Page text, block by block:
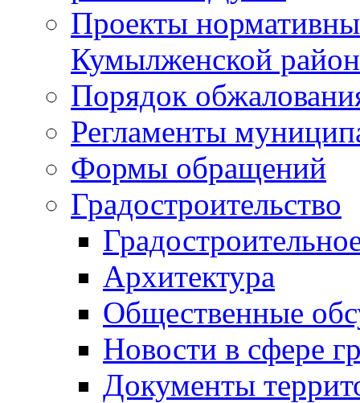
Проекты
Кумылженской
Порядок
Регламенты
Формы обращений
Градостроительство
Архитектура
Общественные
Новости в сфере
Документы